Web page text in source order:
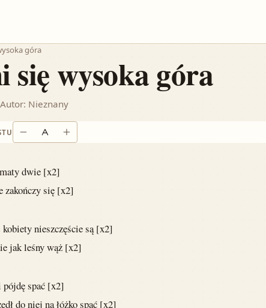
góra
się wysoka góra
Autor: Nieznany
Zmniejsz tekstPowiększ tekst
dwie [x2]
zakończy się [x2]
nieszczęście są [x2]
jak leśny wąż [x2]
spać [x2]
do niej na łóżko spać [x2]